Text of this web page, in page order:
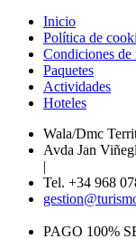
Inicio
Política de
Condiciones de
Paquetes
Actividades
Hoteles
Wala/Dmc
Avda Jan
Tel. +34 968
PAGO 100%